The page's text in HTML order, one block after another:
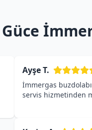
Güce
Ayşe T.
İmmergas
servis hizmetinden